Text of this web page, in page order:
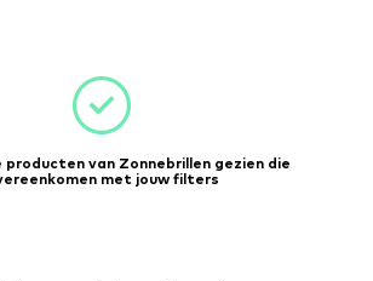
van Zonnebrillen gezien die
met jouw filters